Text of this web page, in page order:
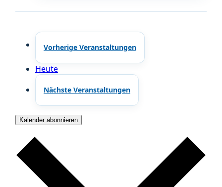
Vorherige Veranstaltungen
Heute
Nächste Veranstaltungen
Kalender abonnieren